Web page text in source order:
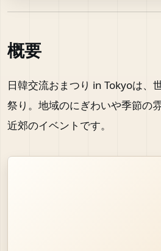
概要
日韓交流おまつり in Tokyoは、
祭り。地域のにぎわいや季節の
近郊のイベントです。